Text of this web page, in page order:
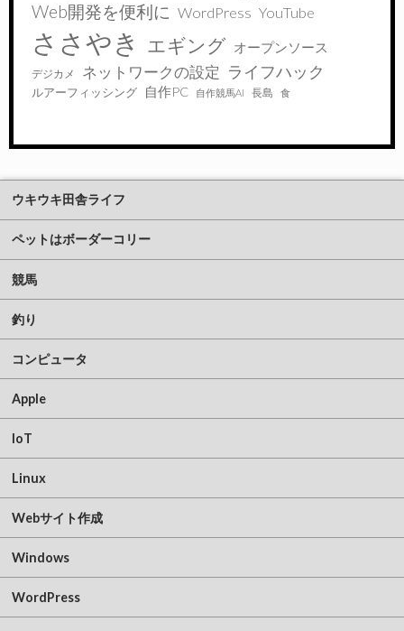
Web開発を便利に WordPress YouTube
ささやき エギング オープンソース
デジカメ ネットワークの設定 ライフハック
ルアーフィッシング 自作PC 自作競馬AI 長島 食
ウキウキ田舎ライフ
ペットはボーダーコリー
競馬
釣り
コンピュータ
Apple
IoT
Linux
Webサイト作成
Windows
WordPress